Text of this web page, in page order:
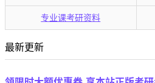
专业课考研资料
最新更新